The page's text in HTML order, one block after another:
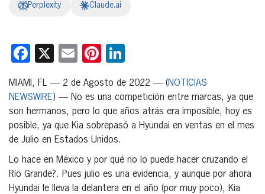
Perplexity Claude.ai
Facebook
X EmailPinterest
MIAMI, FL — 2 de Agosto de 2022 — (NOTICIAS
NEWSWIRE) — No es una competición entre marcas, ya que
son hermanos, pero lo que años atrás era imposible, hoy es
posible, ya que Kia sobrepasó a Hyundai en ventas en el mes
de Julio en Estados Unidos.
Lo hace en México y por qué no lo puede hacer cruzando el
Río Grande?. Pues julio es una evidencia, y aunque por ahora
Hyundai le lleva la delantera en el año (por muy poco), Kia